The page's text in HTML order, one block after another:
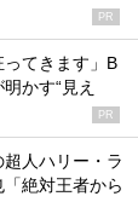
PR
ってきます」B
かす“見え
PR
人ハリー・ラ
絶対王者から